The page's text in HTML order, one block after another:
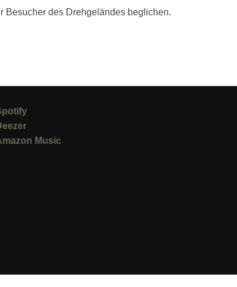
Besucher des Drehgeländes beglichen.
Music